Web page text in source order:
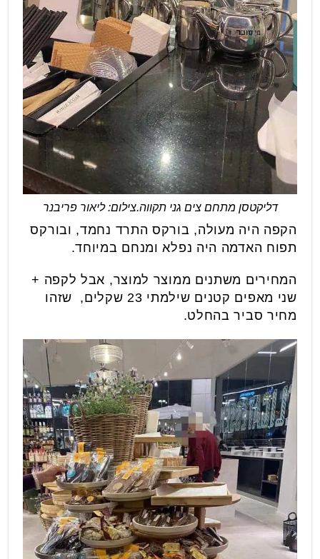
דליקטסן מתחם צים גני תקווה.צילום: ליאור פריבנר
הקפה היה מעולה, בורקס התרד נחמד, ובורקס
תפוח האדמה היה נפלא ומנחם במיוחד.
המחירים משתנים ממוצר למוצר, אבל לקפה +
שני מאפים קטנים שילמתי 23 שקלים, שזהו
מחיר סביר בהחלט.